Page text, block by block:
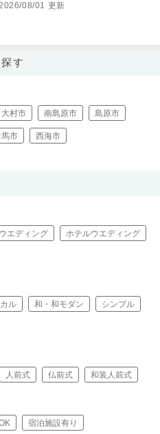
08/01 更新
す
大村市 南島原市 島原市
市 西海市
エディング ホテルウエディング
ル 和・和モダン シンプル
人前式 仏前式 和装人前式
宿泊施設有り